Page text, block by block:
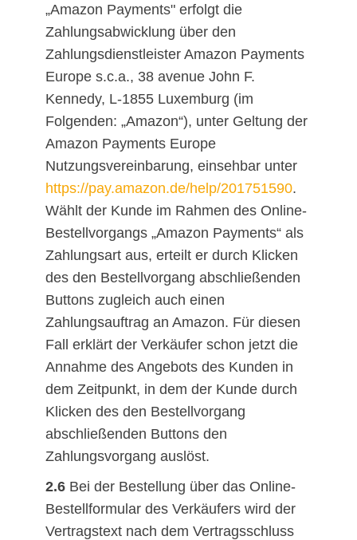
„Amazon Payments" erfolgt die
Zahlungsabwicklung über den
Zahlungsdienstleister Amazon Payments
Europe s.c.a., 38 avenue John F.
Kennedy, L-1855 Luxemburg (im
Folgenden: „Amazon“), unter Geltung der
Amazon Payments Europe
Nutzungsvereinbarung, einsehbar unter
https://pay.amazon.de/help/201751590.
Wählt der Kunde im Rahmen des Online-
Bestellvorgangs „Amazon Payments“ als
Zahlungsart aus, erteilt er durch Klicken
des den Bestellvorgang abschließenden
Buttons zugleich auch einen
Zahlungsauftrag an Amazon. Für diesen
Fall erklärt der Verkäufer schon jetzt die
Annahme des Angebots des Kunden in
dem Zeitpunkt, in dem der Kunde durch
Klicken des den Bestellvorgang
abschließenden Buttons den
Zahlungsvorgang auslöst.
2.6Bei der Bestellung über das Online-
Bestellformular des Verkäufers wird der
Vertragstext nach dem Vertragsschluss